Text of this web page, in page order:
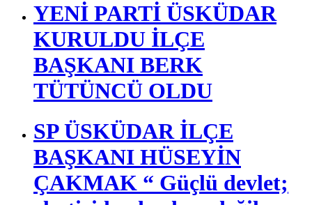
YENİ PARTİ ÜSKÜDAR
KURULDU İLÇE
BAŞKANI BERK
TÜTÜNCÜ OLDU
SP ÜSKÜDAR İLÇE
BAŞKANI HÜSEYİN
ÇAKMAK “ Güçlü devlet;